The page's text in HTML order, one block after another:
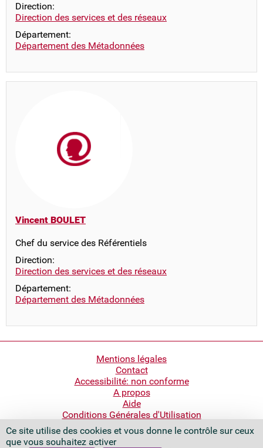
Ce site utilise des cookies et vous donne le contrôle sur ceux
que vous souhaitez activer
Direction:
Direction des services et des réseaux
Département:
Département des Métadonnées
Vincent BOULET
Chef du service des Référentiels
Direction:
Direction des services et des réseaux
Département:
Département des Métadonnées
Mentions légales
Contact
Accessibilité: non conforme
A propos
Aide
Conditions Générales d'Utilisation
Bibliothèque nationale de France
Quai François Mauriac